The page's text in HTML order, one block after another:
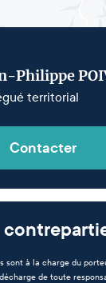
Philippe
territorial
Contacter
sont à la charge du
de toute